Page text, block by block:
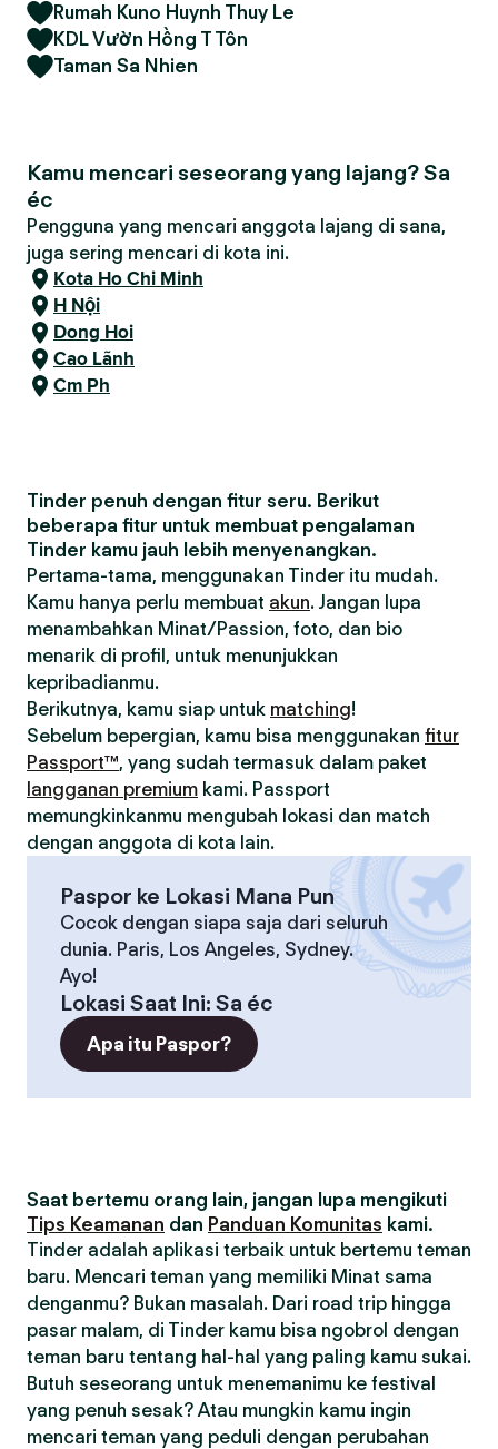
Rumah Kuno Huynh Thuy Le
KDL Vườn Hồng T Tôn
Taman Sa Nhien
Kamu mencari seseorang yang lajang? Sa
éc
Pengguna yang mencari anggota lajang di sana,
juga sering mencari di kota ini.
Kota Ho Chi Minh
H Nội
Dong Hoi
Cao Lãnh
Cm Ph
Tinder penuh dengan fitur seru. Berikut
beberapa fitur untuk membuat pengalaman
Tinder kamu jauh lebih menyenangkan.
Pertama-tama, menggunakan Tinder itu mudah.
Kamu hanya perlu membuat akun. Jangan lupa
menambahkan Minat/Passion, foto, dan bio
menarik di profil, untuk menunjukkan
kepribadianmu.
Berikutnya, kamu siap untuk matching!
Sebelum bepergian, kamu bisa menggunakan fitur
Passport™, yang sudah termasuk dalam paket
langganan premium kami. Passport
memungkinkanmu mengubah lokasi dan match
dengan anggota di kota lain.
Paspor ke Lokasi Mana Pun
Cocok dengan siapa saja dari seluruh
dunia. Paris, Los Angeles, Sydney.
Ayo!
Lokasi Saat Ini: Sa éc
Apa itu Paspor?
Saat bertemu orang lain, jangan lupa mengikuti
Tips Keamanan dan Panduan Komunitas kami.
Tinder adalah aplikasi terbaik untuk bertemu teman
baru. Mencari teman yang memiliki Minat sama
denganmu? Bukan masalah. Dari road trip hingga
pasar malam, di Tinder kamu bisa ngobrol dengan
teman baru tentang hal-hal yang paling kamu sukai.
Butuh seseorang untuk menemanimu ke festival
yang penuh sesak? Atau mungkin kamu ingin
mencari teman yang peduli dengan perubahan